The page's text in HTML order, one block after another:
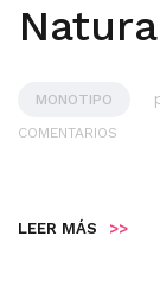
MONOTIPO
COMENTARIOS
LEER MÁS >>